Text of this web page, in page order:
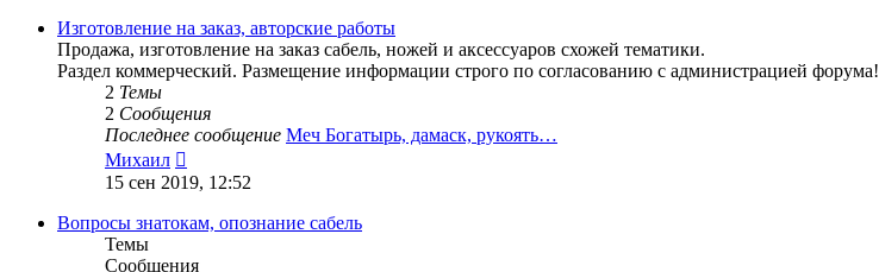
Изготовление на заказ, авторские работы
Продажа, изготовление на заказ сабель, ножей и аксессуаров схожей тематики.
Раздел коммерческий. Размещение информации строго по согласованию с администрацией форума!
2 Темы
2 Сообщения
Последнее сообщение Меч Богатырь, дамаск, рукоять…
Михаил
к
сообщению
15 сен 2019, 12:52
Вопросы знатокам, опознание сабель
Темы
Сообщения